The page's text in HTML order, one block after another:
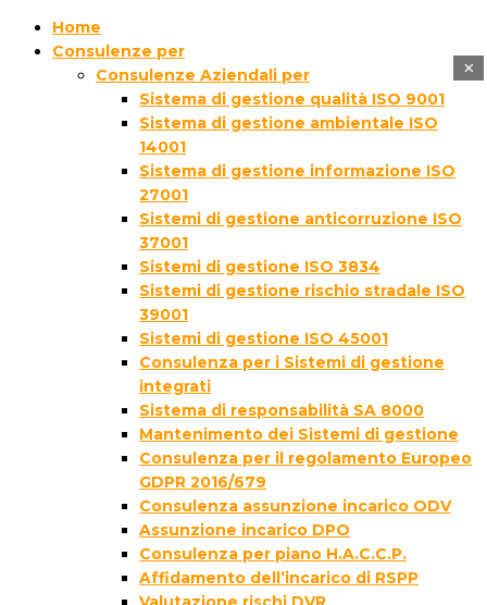
Home
Consulenze per
Consulenze Aziendali per
Sistema di gestione qualità ISO 9001
Sistema di gestione ambientale ISO
14001
Sistema di gestione informazione ISO
27001
Sistemi di gestione anticorruzione ISO
37001
Sistemi di gestione ISO 3834
Sistemi di gestione rischio stradale ISO
39001
Sistemi di gestione ISO 45001
Consulenza per i Sistemi di gestione
integrati
Sistema di responsabilità SA 8000
Mantenimento dei Sistemi di gestione
Consulenza per il regolamento Europeo
GDPR 2016/679
Consulenza assunzione incarico ODV
Assunzione incarico DPO
Consulenza per piano H.A.C.C.P.
Affidamento dell’incarico di RSPP
×